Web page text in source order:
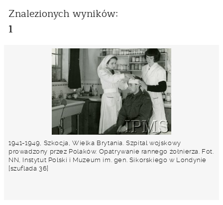
Znalezionych wyników:
1
1941-1949, Szkocja, Wielka Brytania. Szpital wojskowy
prowadzony przez Polaków. Opatrywanie rannego żołnierza. Fot.
NN, Instytut Polski i Muzeum im. gen. Sikorskiego w Londynie
[szuflada 36]